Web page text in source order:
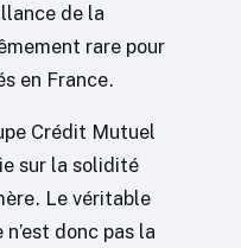
de la
rare pour
en France.
Crédit Mutuel
sur la solidité
Le véritable
donc pas la